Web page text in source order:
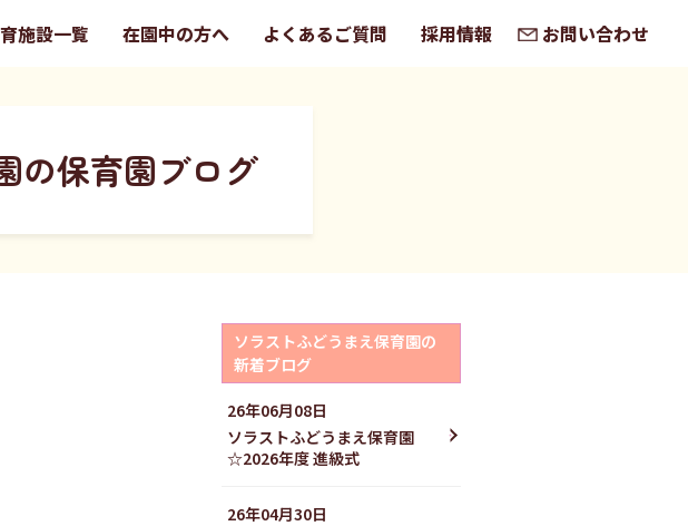
施設一覧 在園中の方へ よくあるご質問 採用情報 お問い合わせ
の保育園ブログ
ソラストふどうまえ保育園の
新着ブログ
26年06月08日
ソラストふどうまえ保育園
☆2026年度 進級式
26年04月30日